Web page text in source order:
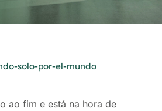
ao fim e está na hora de